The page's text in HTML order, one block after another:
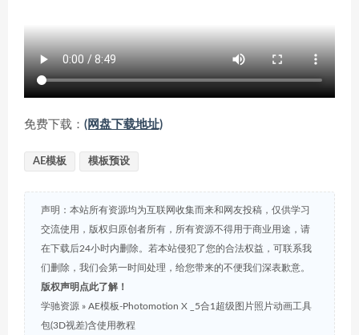
免费下载： (网盘下载地址)
AE模板 模板预设
声明：本站所有资源均为互联网收集而来和网友投稿，仅供学习
交流使用，版权归原创者所有，所有资源不得用于商业用途，请
在下载后24小时内删除。若本站侵犯了您的合法权益，可联系我
们删除，我们会第一时间处理，给您带来的不便我们深表歉意。
版权声明点此了解！
学驰资源 » AE模板-Photomotion X _5合1超级图片照片动画工具
包(3D视差)含使用教程